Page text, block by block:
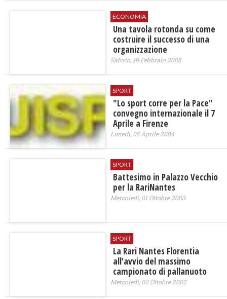
ECONOMIA
Una tavola rotonda su come
costruire il successo di una
organizzazione
Sabato, 19 Febbraio 2005
SPORT
"Lo sport corre per la Pace"
convegno internazionale il 7
Aprile a Firenze
Lunedì, 05 Aprile 2004
SPORT
Battesimo in Palazzo Vecchio
per la RariNantes
Mercoledì, 01 Ottobre 2003
SPORT
La Rari Nantes Florentia
all'avvio del massimo
campionato di pallanuoto
Mercoledì, 02 Ottobre 2002